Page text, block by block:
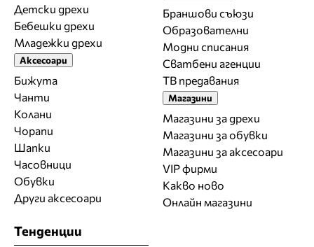
Детски дрехи
Бебешки дрехи
Младежки дрехи
Аксесоари
Бижута
Чанти
Колани
Чорапи
Шапки
Часовници
Обувки
Други аксесоари
Браншови съюзи
Образователни
Модни списания
Сватбени агенции
ТВ предавания
Магазини
Магазини за дрехи
Магазини за обувки
Магазини за aксесоари
VIP фирми
Какво ново
Онлайн магазини
Тенденции